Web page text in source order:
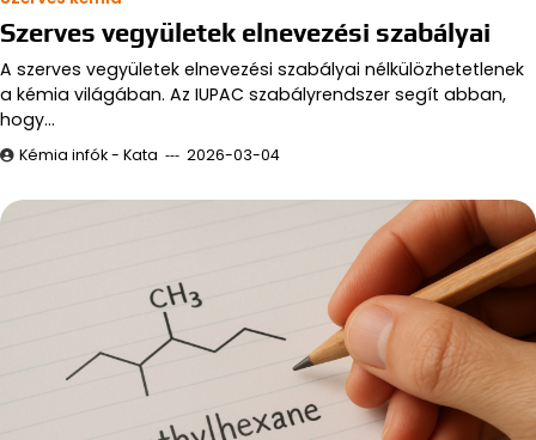
Szerves vegyületek elnevezési szabályai
A szerves vegyületek elnevezési szabályai nélkülözhetetlenek
a kémia világában. Az IUPAC szabályrendszer segít abban,
hogy…
Kémia infók - Kata 2026-03-04